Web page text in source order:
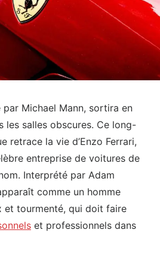
par Michael Mann, sortira en
les salles obscures. Ce long-
retrace la vie d’Enzo Ferrari,
entreprise de voitures de
Interprété par Adam
comme un homme
et tourmenté, qui doit faire
et professionnels dans